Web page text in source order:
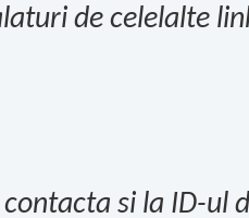
de celelalte
si la ID-ul